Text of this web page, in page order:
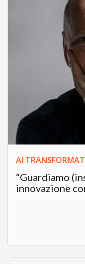
AI
“Guardiamo
innovazione